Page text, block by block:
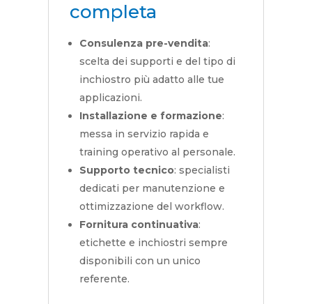
completa
Consulenza pre-vendita:
scelta dei supporti e del tipo di
inchiostro più adatto alle tue
applicazioni.
Installazione e formazione:
messa in servizio rapida e
training operativo al personale.
Supporto tecnico: specialisti
dedicati per manutenzione e
ottimizzazione del workflow.
Fornitura continuativa:
etichette e inchiostri sempre
disponibili con un unico
referente.